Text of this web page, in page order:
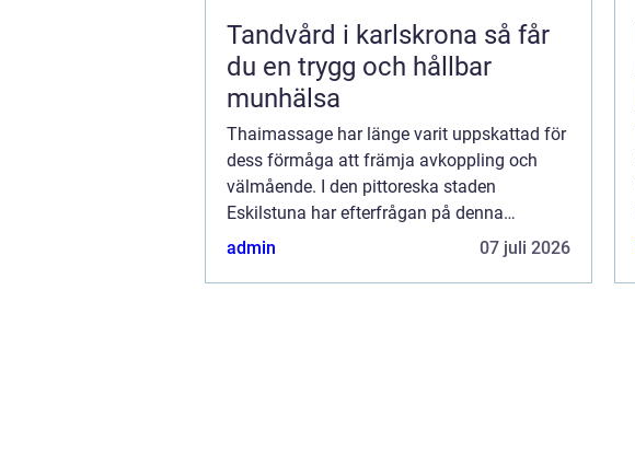
Tandvård i karlskrona så får
du en trygg och hållbar
munhälsa
Thaimassage har länge varit uppskattad för
dess förmåga att främja avkoppling och
välmående. I den pittoreska staden
Eskilstuna har efterfrågan på denna
urgamla massageteknik vuxit sig allt
admin 07 juli 2026